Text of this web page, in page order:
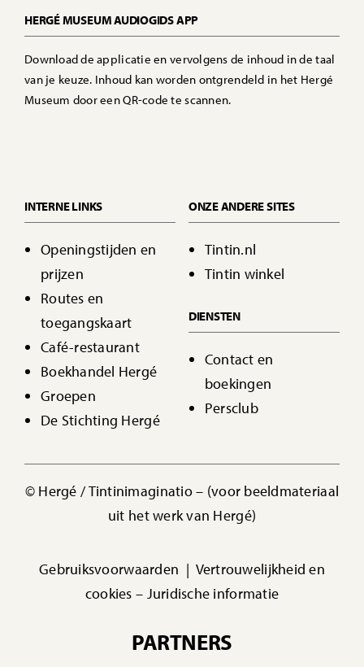
HERGÉ MUSEUM AUDIOGIDS APP
Download de applicatie en vervolgens de inhoud in de taal
van je keuze. Inhoud kan worden ontgrendeld in het Hergé
Museum door een QR-code te scannen.
INTERNE LINKS
Openingstijden en
prijzen
Routes en
toegangskaart
Café-restaurant
Boekhandel Hergé
Groepen
De Stichting Hergé
ONZE ANDERE SITES
Tintin.nl
Tintin winkel
DIENSTEN
Contact en
boekingen
Persclub
© Hergé / Tintinimaginatio – (voor beeldmateriaal
uit het werk van Hergé)
Gebruiksvoorwaarden | Vertrouwelijkheid en
cookies – Juridische informatie
PARTNERS